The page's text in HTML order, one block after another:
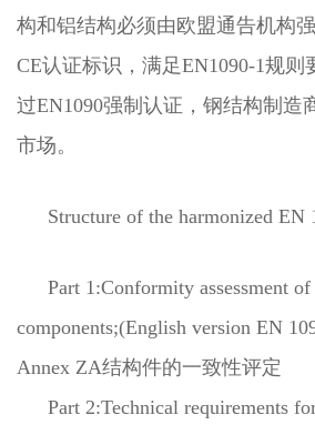
构和铝结构必须由欧盟通告机构
CE认证标识，满足EN1090-1规
过EN1090强制认证，钢结构制造
市场。
Structure of the harmonized EN
Part 1:Conformity assessment
components;(English version EN
Annex ZA结构件的一致性评定
Part 2:Technical requirements